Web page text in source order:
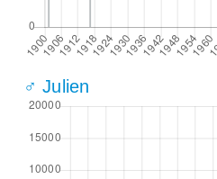
♂ Julien